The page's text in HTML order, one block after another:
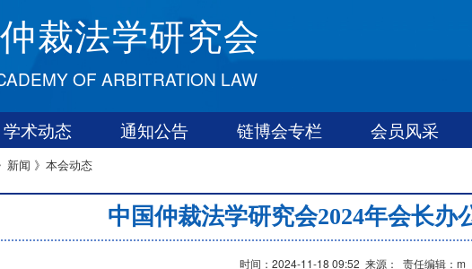
裁法学研究会
OF ARBITRATION LAW
学术动态 通知公告 链博会专栏 会员风采
新闻 》本会动态
中国仲裁法学研究会2024年会长办
时间：2024-11-18 09:52 来源： 责任编辑：m